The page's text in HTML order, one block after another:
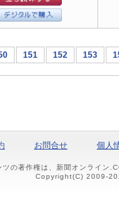
151 152 153
お問合せ 個人
の著作権は、新聞オンライン
Copyright(C) 2009-